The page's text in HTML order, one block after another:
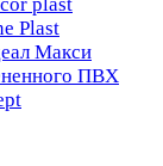
Plast
Макси
ПВХ